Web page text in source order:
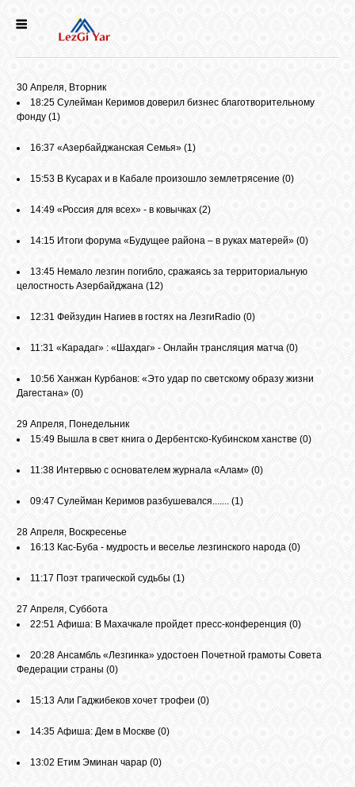
СЕЛА
ИСТОРИЯ
ГОЛОС
О САЙТЕ
ВИДЕО
МУЗЫКА
ОБЪЯВЛЕНИЯ
30 Апреля, Вторник
18:25 Сулейман Керимов доверил бизнес благотворительному
фонду (1)
16:37 «Азербайджанская Семья» (1)
15:53 В Кусарах и в Кабале произошло землетрясение (0)
14:49 «Россия для всех» - в ковычках (2)
14:15 Итоги форума «Будущее района – в руках матерей» (0)
13:45 Немало лезгин погибло, сражаясь за территориальную
целостность Азербайджана (12)
12:31 Фейзудин Нагиев в гостях на ЛезгиRadio (0)
11:31 «Карадаг» : «Шахдаг» - Онлайн трансляция матча (0)
10:56 Ханжан Курбанов: «Это удар по светскому образу жизни
Дагестана» (0)
29 Апреля, Понедельник
15:49 Вышла в свет книга о Дербентско-Кубинском ханстве (0)
11:38 Интервью с основателем журнала «Алам» (0)
09:47 Сулейман Керимов разбушевался....... (1)
28 Апреля, Воскресенье
16:13 Кас-Буба - мудрость и веселье лезгинского народа (0)
11:17 Поэт трагической судьбы (1)
27 Апреля, Суббота
22:51 Афиша: В Махачкале пройдет пресс-конференция (0)
20:28 Ансамбль «Лезгинка» удостоен Почетной грамоты Совета
Федерации страны (0)
15:13 Али Гаджибеков хочет трофеи (0)
14:35 Афиша: Дем в Москве (0)
13:02 Етим Эминан чарар (0)